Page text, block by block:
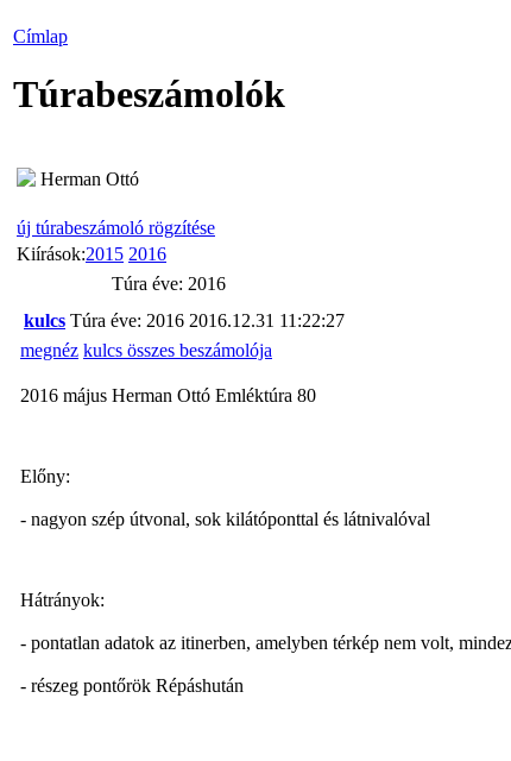
Címlap
Túrabeszámolók
Herman Ottó
új túrabeszámoló rögzítése
Kiírások:2015 2016
Túra éve: 2016
kulcs Túra éve: 2016 2016.12.31 11:22:27
megnéz kulcs összes beszámolója
2016 május Herman Ottó Emléktúra 80
Előny:
- nagyon szép útvonal, sok kilátóponttal és látnivalóval
Hátrányok:
- pontatlan adatok az itinerben, amelyben térkép nem volt,
- részeg pontőrök Répáshután